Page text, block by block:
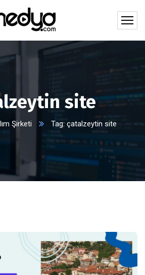
site
Şirketi Tag: çatalzeytin site